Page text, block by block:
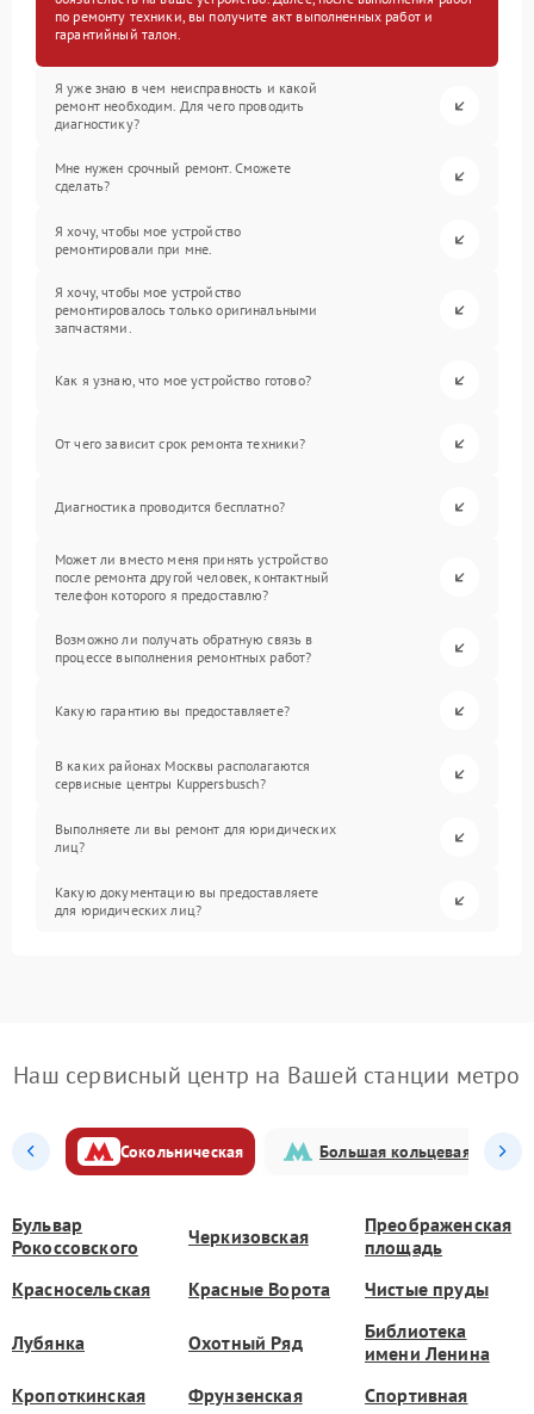
по ремонту техники, вы получите акт выполненных работ и
гарантийный талон.
Я уже знаю в чем неисправность и какой
ремонт необходим. Для чего проводить
диагностику?
Мне нужен срочный ремонт. Сможете
сделать?
Я хочу, чтобы мое устройство
ремонтировали при мне.
Я хочу, чтобы мое устройство
ремонтировалось только оригинальными
запчастями.
Как я узнаю, что мое устройство готово?
От чего зависит срок ремонта техники?
Диагностика проводится бесплатно?
Может ли вместо меня принять устройство
после ремонта другой человек, контактный
телефон которого я предоставлю?
Возможно ли получать обратную связь в
процессе выполнения ремонтных работ?
Какую гарантию вы предоставляете?
В каких районах Москвы располагаются
сервисные центры Kuppersbusch?
Выполняете ли вы ремонт для юридических
лиц?
Какую документацию вы предоставляете
для юридических лиц?
Наш сервисный центр на Вашей станции метро
Сокольническая Большая кольцевая
Бульвар
Рокоссовского
Черкизовская
Преображенская
площадь
Красносельская
Красные Ворота Чистые пруды
Лубянка Охотный Ряд
Библиотека
имени Ленина
Кропоткинская
Фрунзенская Спортивная